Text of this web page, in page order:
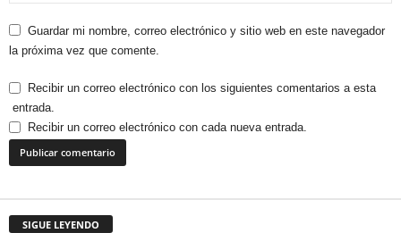
Guardar mi nombre, correo electrónico y sitio web en este navegador
la próxima vez que comente.
Recibir un correo electrónico con los siguientes comentarios a esta
entrada.
Recibir un correo electrónico con cada nueva entrada.
SIGUE LEYENDO